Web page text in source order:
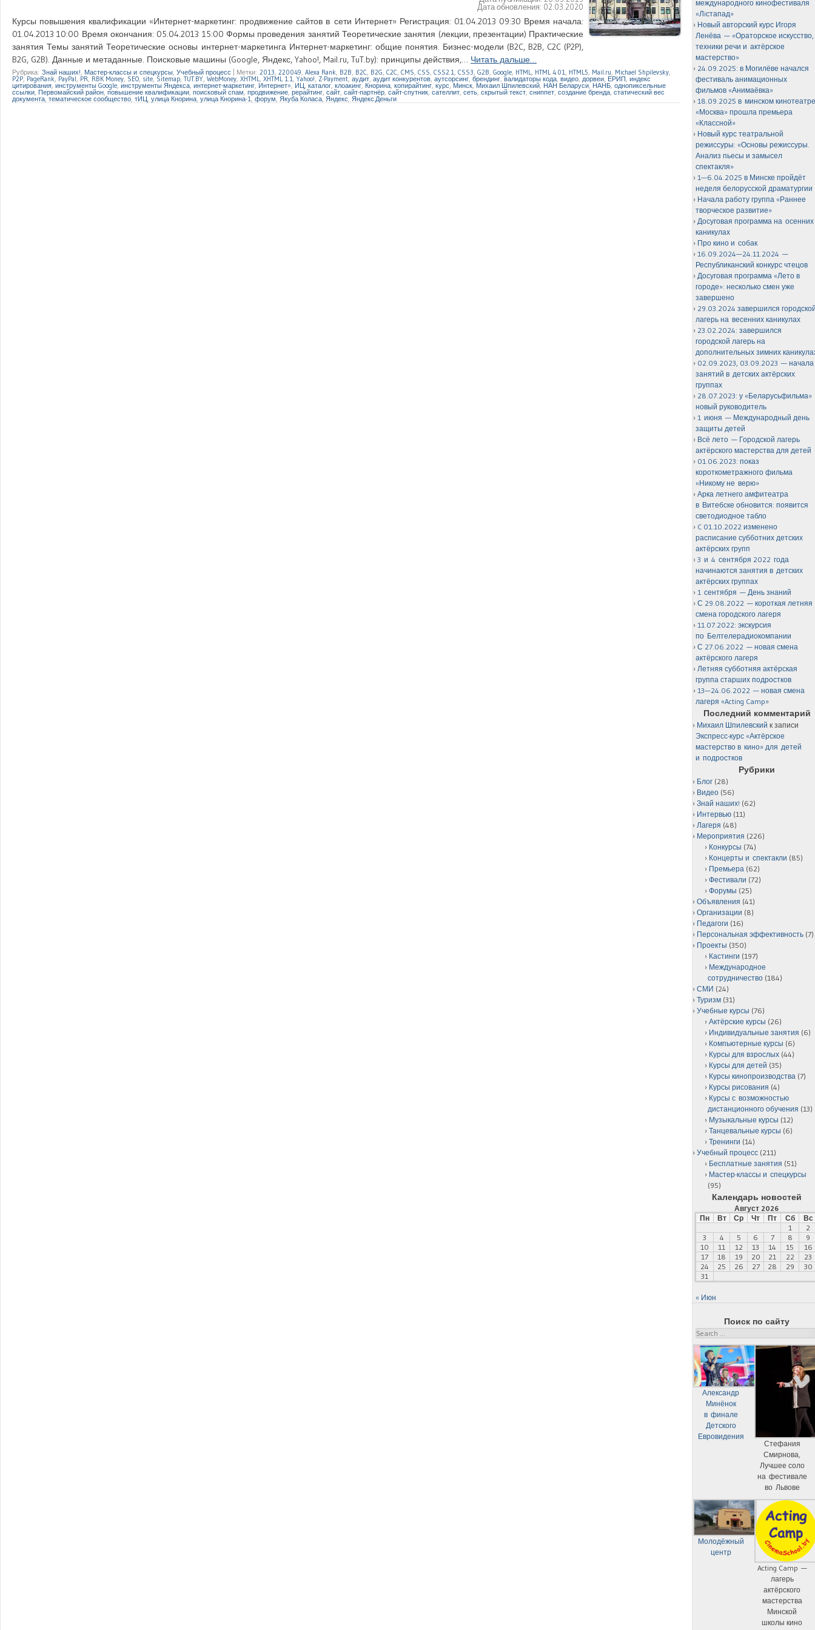
Дата обновления: 02.03.2020
Курсы повышения квалификации «Интернет-маркетинг: продвижение сайтов в сети Интернет» Регистрация: 01.04.2013 09:30 Время начала:
01.04.2013 10:00 Время окончания: 05.04.2013 15:00 Формы проведения занятий Теоретические занятия (лекции, презентации) Практические
занятия Темы занятий Теоретические основы интернет-маркетинга Интернет-маркетинг: общие понятия. Бизнес-модели (B2C, B2B, C2C (P2P),
B2G, G2B). Данные и метаданные. Поисковые машины (Google, Яндекс, Yahoo!, Mail.ru, TuT.by): принципы действия,… Читать дальше…
Рубрика: Знай наших! Мастер-классы и спецкурсы Учебный процесс Метки: 2013 220049 Alexa Rank B2B B2C B2G C2C CMS CSS CSS2.1 CSS3 G2B Google HTML HTML 4.01 HTML5 Mail.ru Michael Shpilevsky
P2P, PageRank PayPal PR RBK Money SEO site, Sitemap TUT.BY WebMoney XHTML XHTML 1.1 ,Yahoo! Z-Payment аудит аудит конкурентов аутсорсинг брендинг ,валидаторы кода видео дорвеи ЕРИП индекс
цитирования ,инструменты Google инструменты Яндекса интернет-маркетинг Интернет» , ИЦ каталог, клоакинг, Кнорина копирайтинг курс ,Минск Михаил Шпилевский НАН Беларуси, НАНБ однопиксельные
ссылки Первомайский район повышение квалификации, поисковый спам продвижение ,рерайтинг сайт сайт-партнёр сайт-спутник сателлит сеть скрытый текст сниппет создание бренда, статический вес
документа ,тематическое сообщество тИЦ улица Кнорина улица Кнорина-1, форум Якуба Коласа, Яндекс Яндекс.Деньги
международного кинофестиваля
«Лiстапад»
Новый авторский курс Игоря
Ленёва — «Ораторское искусство,
техники речи и актёрское
мастерство»
24.09.2025: в Могилёве начался
фестиваль анимационных
фильмов «Анимаёвка»
18.09.2025 в минском
«Москва» прошла премьера
«Классной»
Новый курс театральной
режиссуры: «Основы режиссуры.
Анализ пьесы и замысел
спектакля»
1—6.04.2025 в Минске пройдёт
неделя белорусской драматургии
Начала работу группа «Раннее
творческое развитие»
Досуговая программа на осенних
каникулах
Про кино и собак
16.09.2024—24.11.2024 —
Республиканский конкурс чтецов
Досуговая программа «Лето в
городе»: несколько смен уже
завершено
29.03.2024 завершился
лагерь на весенних каникулах
23.02.2024: завершился
городской лагерь на
дополнительных зимних
02.09.2023, 03.09.2023 — начала
занятий в детских актёрских
группах
28.07.2023: у «Беларусьфильма»
новый руководитель
1 июня — Международный день
защиты детей
Всё лето — Городской лагерь
актёрского мастерства для детей
01.06.2023: показ
короткометражного фильма
«Никому не верю»
Арка летнего амфитеатра
в Витебске обновится: появится
светодиодное табло
C 01.10.2022 изменено
расписание субботних детских
актёрских групп
3 и 4 сентября 2022 года
начинаются занятия в детских
актёрских группах
1 сентября — День знаний
С 29.08.2022 — короткая летняя
смена городского лагеря
11.07.2022: экскурсия
по Белтелерадиокомпании
С 27.06.2022 — новая смена
актёрского лагеря
Летняя субботняя актёрская
группа старших подростков
13—24.06.2022 — новая смена
лагеря «Acting Camp»
Последний комментарий
Михаил Шпилевский к записи
Экспресс-курс «Актёрское
мастерство в кино» для детей
и подростков
Рубрики
Блог (28)
Видео (56)
Знай наших! (62)
Интервью (11)
Лагеря (48)
Мероприятия (226)
Конкурсы (74)
Концерты и спектакли (85)
Премьера (62)
Фестивали (72)
Форумы (25)
Объявления (41)
Организации (8)
Педагоги (16)
Персональная эффективность (7)
Проекты (350)
Кастинги (197)
Международное
сотрудничество (184)
СМИ (24)
Туризм (31)
Учебные курсы (76)
Актёрские курсы (26)
Индивидуальные занятия (6)
Компьютерные курсы (6)
Курсы для взрослых (44)
Курсы для детей (35)
Курсы кинопроизводства (7)
Курсы рисования (4)
Курсы с возможностью
дистанционного обучения (13)
Музыкальные курсы (12)
Танцевальные курсы (6)
Тренинги (14)
Учебный процесс (211)
Бесплатные занятия (51)
Мастер-классы и спецкурсы
(95)
Календарь новостей
Август 2026
Пн
Вт Ср Чт Пт Сб
Вс
1
2
3
4 5 6 7 8
9
10
11 12 13 14 15
16
17
18 19 20 21 22
23
24
25 26 27 28 29
30
31
« Июн
Поиск по сайту
Search
Александр
Минёнок
в финале
Детского
Евровидения
Стефания
Смирнова,
Лучшее соло
на фестивале
во Львове
Молодёжный
центр
Acting Camp —
лагерь
актёрского
мастерства
Минской
школы кино